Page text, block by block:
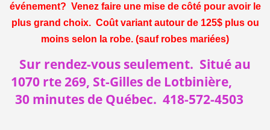
événement? Venez faire une mise de côté pour avoir le
plus grand choix. Coût variant autour de 125$ plus ou
moins selon la robe. (sauf robes mariées)
Sur rendez-vous seulement. Situé au
1070 rte 269, St-Gilles de Lotbinière,
30 minutes de Québec. 418-572-4503